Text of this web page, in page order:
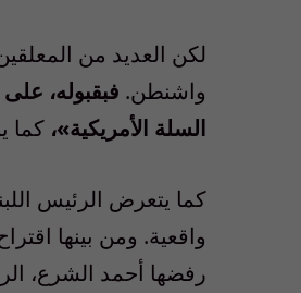
لكن العديد من
واشنطن. فبقبوله،
السلة الأمريكية»، كما
كما يتعرض الرئيس
واقعية. ومن بينها
رفضها أحمد الشرع،